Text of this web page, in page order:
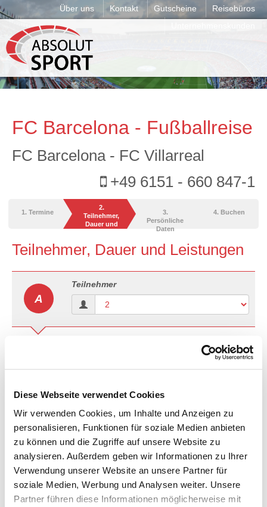
Diese Webseite verwendet Cookies
Wir verwenden Cookies, um Inhalte und Anzeigen zu
personalisieren, Funktionen für soziale Medien anbieten
zu können und die Zugriffe auf unsere Website zu
analysieren. Außerdem geben wir Informationen zu Ihrer
Verwendung unserer Website an unsere Partner für
soziale Medien, Werbung und Analysen weiter. Unsere
Partner führen diese Informationen möglicherweise mit
Über uns Kontakt Gutscheine
Reisebüros
FC Barcelona - Fußballreise
FC Barcelona - FC Villarreal
+49 6151 - 660 847-1
1. Termine
2.
Teilnehmer,
Dauer und
3.
Persönliche
Daten
4. Buchen
Teilnehmer, Dauer und Leistungen
A
Teilnehmer
C
3-Sterne Hotel in Barcelona
Bitte wählen Sie Ihren gewünschten
Zimmertyp.
Zimmertyp